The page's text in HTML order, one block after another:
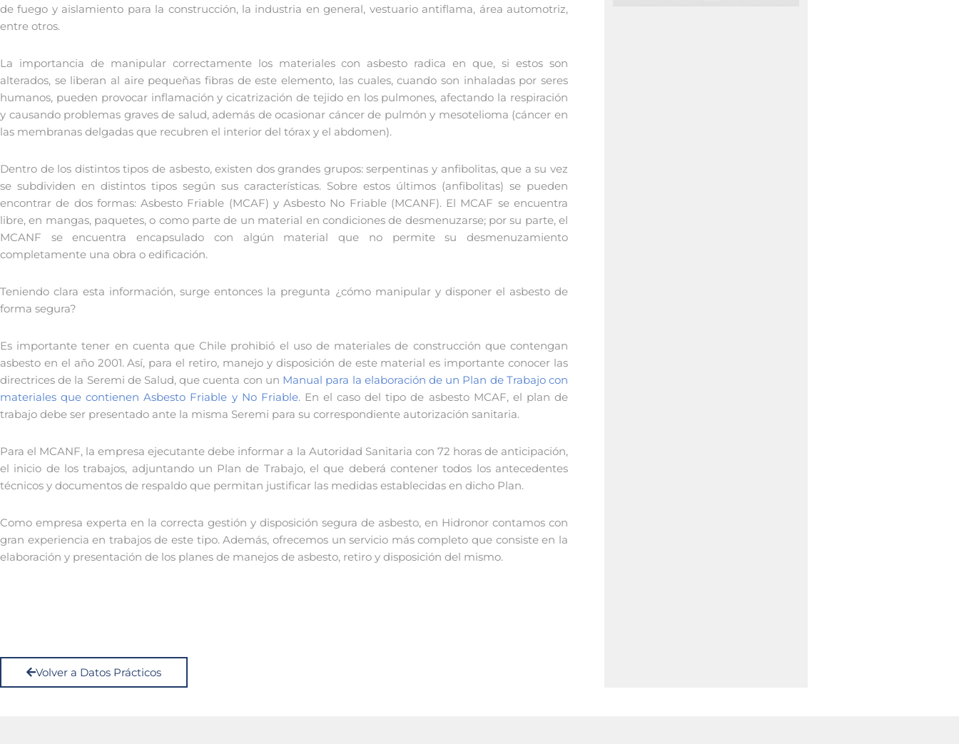
de fuego y aislamiento para la construcción, la industria en general, vestuario antiflama, área automotriz,
entre otros.
La importancia de manipular correctamente los materiales con asbesto radica en que, si estos son
alterados, se liberan al aire pequeñas fibras de este elemento, las cuales, cuando son inhaladas por seres
humanos, pueden provocar inflamación y cicatrización de tejido en los pulmones, afectando la respiración
y causando problemas graves de salud, además de ocasionar cáncer de pulmón y mesotelioma (cáncer en
las membranas delgadas que recubren el interior del tórax y el abdomen).
Dentro de los distintos tipos de asbesto, existen dos grandes grupos: serpentinas y anfibolitas, que a su vez
se subdividen en distintos tipos según sus características. Sobre estos últimos (anfibolitas) se pueden
encontrar de dos formas: Asbesto Friable (MCAF) y Asbesto No Friable (MCANF). El MCAF se encuentra
libre, en mangas, paquetes, o como parte de un material en condiciones de desmenuzarse; por su parte, el
MCANF se encuentra encapsulado con algún material que no permite su desmenuzamiento
completamente una obra o edificación.
Teniendo clara esta información, surge entonces la pregunta ¿cómo manipular y disponer el asbesto de
forma segura?
Es importante tener en cuenta que Chile prohibió el uso de materiales de construcción que contengan
asbesto en el año 2001. Así, para el retiro, manejo y disposición de este material es importante conocer las
directrices de la Seremi de Salud, que cuenta con un Manual para la elaboración de un Plan de Trabajo con
materiales que contienen Asbesto Friable y No Friable. En el caso del tipo de asbesto MCAF, el plan de
trabajo debe ser presentado ante la misma Seremi para su correspondiente autorización sanitaria.
Para el MCANF, la empresa ejecutante debe informar a la Autoridad Sanitaria con 72 horas de anticipación,
el inicio de los trabajos, adjuntando un Plan de Trabajo, el que deberá contener todos los antecedentes
técnicos y documentos de respaldo que permitan justificar las medidas establecidas en dicho Plan.
Como empresa experta en la correcta gestión y disposición segura de asbesto, en Hidronor contamos con
gran experiencia en trabajos de este tipo. Además, ofrecemos un servicio más completo que consiste en la
elaboración y presentación de los planes de manejos de asbesto, retiro y disposición del mismo.
Volver a Datos Prácticos